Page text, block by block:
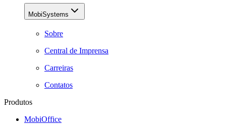
MobiSystems
Sobre
Central de Imprensa
Carreiras
Contatos
Produtos
MobiOffice